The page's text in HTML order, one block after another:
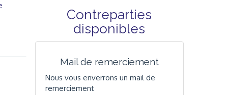
Contreparties
disponibles
Mail de remerciement
Nous vous enverrons un mail de
remerciement